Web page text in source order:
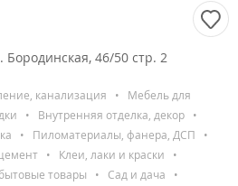
46/50 стр. 2
канализация •
Мебель для
• Внутренняя отделка, декор
•
• Пиломатериалы, фанера, ДСП
•
• Клеи, лаки и краски
•
товары • Сад и дача
•